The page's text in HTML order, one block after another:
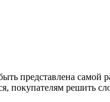
представлена
покупателям решить